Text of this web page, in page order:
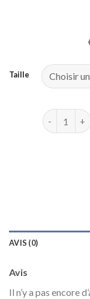
Taille
quantité de
AVIS (0)
Avis
Il n’y a pas encore